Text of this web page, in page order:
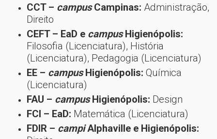
CCT – campusCampinas: Administração,
Direito
CEFT – EaD e campusHigienópolis:
Filosofia (Licenciatura), História
(Licenciatura), Pedagogia (Licenciatura)
EE – campusHigienópolis: Química
(Licenciatura)
FAU – campusHigienópolis: Design
FCI – EaD: Matemática (Licenciatura)
FDIR – campiAlphaville e Higienópolis: